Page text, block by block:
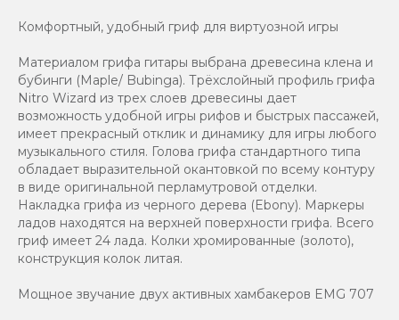
Комфортный, удобный гриф для виртуозной игры
Материалом грифа гитары выбрана древесина клена и
бубинги (Maple/ Bubinga). Трёхслойный профиль грифа
Nitro Wizard из трех слоев древесины дает
возможность удобной игры рифов и быстрых пассажей,
имеет прекрасный отклик и динамику для игры любого
музыкального стиля. Голова грифа стандартного типа
обладает выразительной окантовкой по всему контуру
в виде оригинальной перламутровой отделки.
Накладка грифа из черного дерева (Ebony). Маркеры
ладов находятся на верхней поверхности грифа. Всего
гриф имеет 24 лада. Колки хромированные (золото),
конструкция колок литая.
Мощное звучание двух активных хамбакеров EMG 707